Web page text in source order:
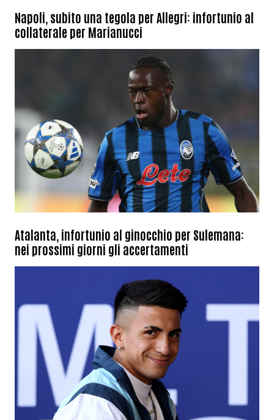
Napoli, subito una tegola per Allegri: infortunio al
collaterale per Marianucci
Atalanta, infortunio al ginocchio per Sulemana:
nei prossimi giorni gli accertamenti